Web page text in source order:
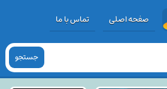
صفحه اصلی تماس با ما
جستجو